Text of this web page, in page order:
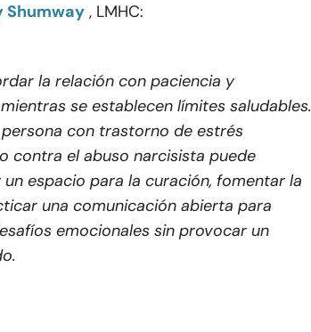
Shumway , LMHC:
la relación con paciencia y
se establecen límites saludables.
con trastorno de estrés
contra el abuso narcisista puede
espacio para la curación, fomentar la
una comunicación abierta para
emocionales sin provocar un